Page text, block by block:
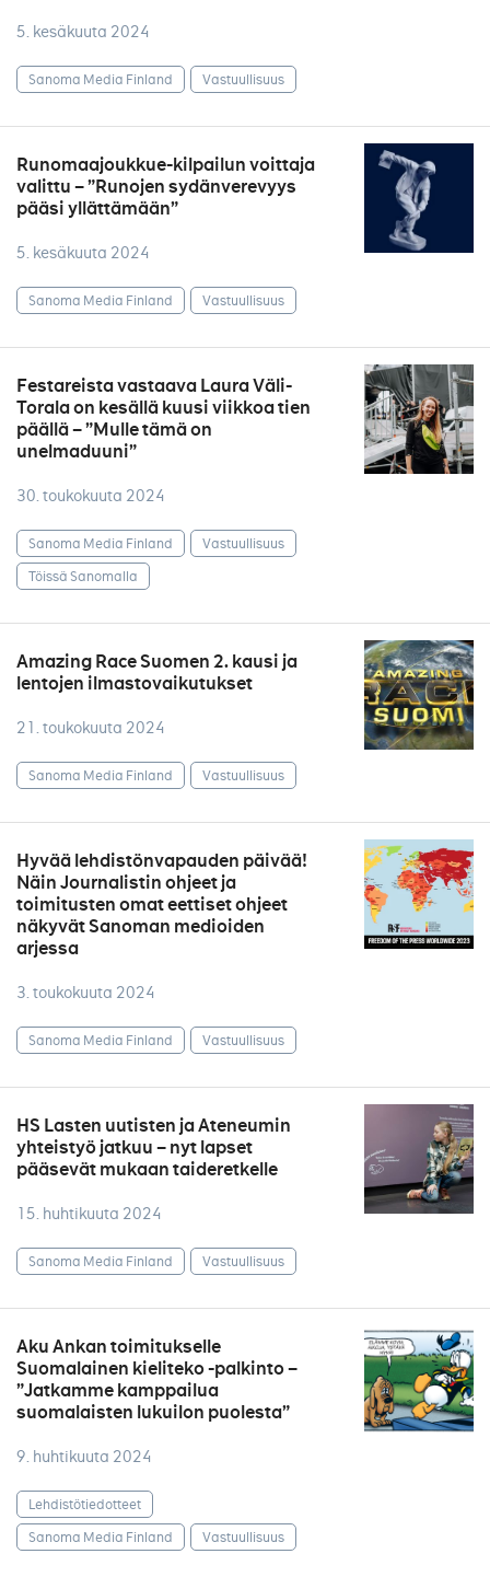
5. kesäkuuta 2024
Sanoma Media Finland Vastuullisuus
Runomaajoukkue-kilpailun voittaja
valittu – ”Runojen sydänverevyys
pääsi yllättämään”
5. kesäkuuta 2024
Sanoma Media Finland Vastuullisuus
Festareista vastaava Laura Väli-
Torala on kesällä kuusi viikkoa tien
päällä – ”Mulle tämä on
unelmaduuni”
30. toukokuuta 2024
Sanoma Media Finland
Vastuullisuus
Töissä Sanomalla
Amazing Race Suomen 2. kausi ja
lentojen ilmastovaikutukset
21. toukokuuta 2024
Sanoma Media Finland Vastuullisuus
Hyvää lehdistönvapauden päivää!
Näin Journalistin ohjeet ja
toimitusten omat eettiset ohjeet
näkyvät Sanoman medioiden
arjessa
3. toukokuuta 2024
Sanoma Media Finland Vastuullisuus
HS Lasten uutisten ja Ateneumin
yhteistyö jatkuu – nyt lapset
pääsevät mukaan taideretkelle
15. huhtikuuta 2024
Sanoma Media Finland Vastuullisuus
Aku Ankan toimitukselle
Suomalainen kieliteko -palkinto –
”Jatkamme kamppailua
suomalaisten lukuilon puolesta”
9. huhtikuuta 2024
Lehdistötiedotteet
Sanoma Media Finland
Vastuullisuus